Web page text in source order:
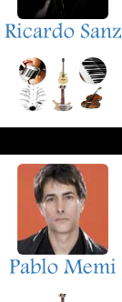
Ricardo Sanz
Pablo Memi